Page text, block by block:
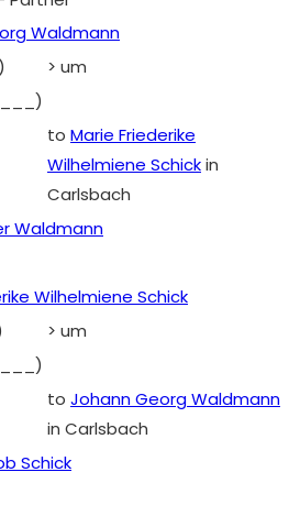
Waldmann
> um
to Marie Friederike
Wilhelmiene Schickin
Carlsbach
Waldmann
Wilhelmiene Schick
> um
to Johann Georg Waldmann
in Carlsbach
Schick